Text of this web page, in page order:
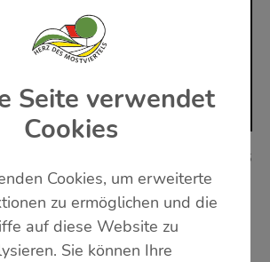
FREITAG, 25. SEPTEMBER 2026
UHR
- BHW
fun
Seite verwendet
Cookies
Cookies, um erweiterte
zu ermöglichen und die
auf diese Website zu
Sie können Ihre